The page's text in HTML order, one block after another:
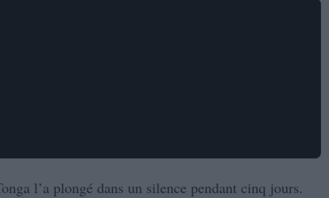
l’a plongé dans un silence pendant cinq jours.